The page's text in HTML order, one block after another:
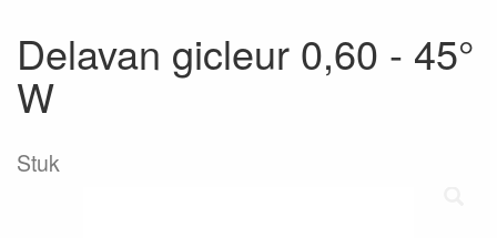
Delavan gicleur 0,60 - 45°
W
Stuk